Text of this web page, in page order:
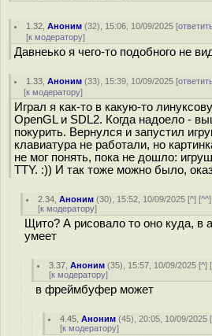
1.32 ,Аноним (32), 15:06, 10/09/2025 [
[к модератору]
Давнеько я чего-то подобного не
1.33 ,Аноним (33), 15:39, 10/09/2025 [
[к модератору]
Играл я как-то в какую-то
OpenGL и SDL2. Когда надоело -
покурить. Вернулся и запустил
клавиатура не работали, но
не мог понять, пока не дошло:
TTY. :)) И так тоже можно было,
2.34 ,Аноним (30), 15:52, 10/09/2025 [^] [^^
[к модератору]
Щито? А рисовало то оно куда, в
умеет
3.37 ,Аноним (35), 15:57, 10/09/2025 [^] [
[к модератору]
в фреймбуфер может
4.45 ,Аноним (45), 20:05, 10/09/2025 [
[к модератору]